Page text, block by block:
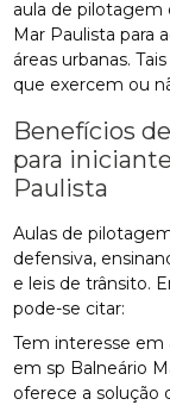
aula de pilotagem
Mar Paulista para
áreas urbanas.
que exercem ou
Benefícios
para
Paulista
Aulas de
defensiva,
e leis de trânsito.
pode-se citar:
Tem interesse
em sp Balneário
oferece a solução